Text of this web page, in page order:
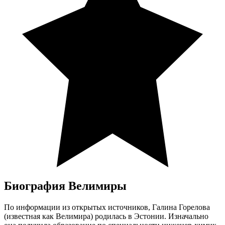
Биография Велимиры
По информации из открытых источников, Галина Горелова
(известная как Велимира) родилась в Эстонии. Изначально